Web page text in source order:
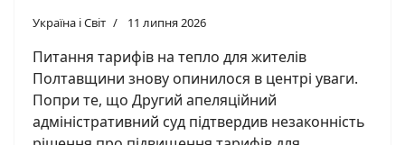
Україна і Світ 11 липня 2026
Питання тарифів на тепло для жителів
Полтавщини знову опинилося в центрі уваги.
Попри те, що Другий апеляційний
адміністративний суд підтвердив незаконність